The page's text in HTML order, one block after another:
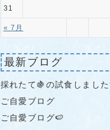
« 7月
31
最新ブログ
採れたて🍇の試食しました
ご自愛ブログ
ご自愛ブログ🍉